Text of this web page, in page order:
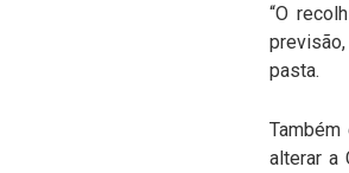
“O
pasta.
alterar a